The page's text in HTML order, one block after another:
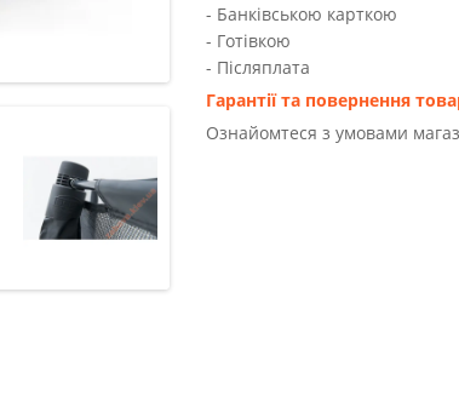
- Банківською карткою
- Готівкою
- Післяплата
Гарантії та повернення
Ознайомтеся з умовами